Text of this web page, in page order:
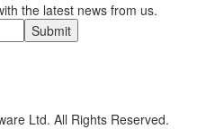
the latest news from us.
Ltd. All Rights Reserved.